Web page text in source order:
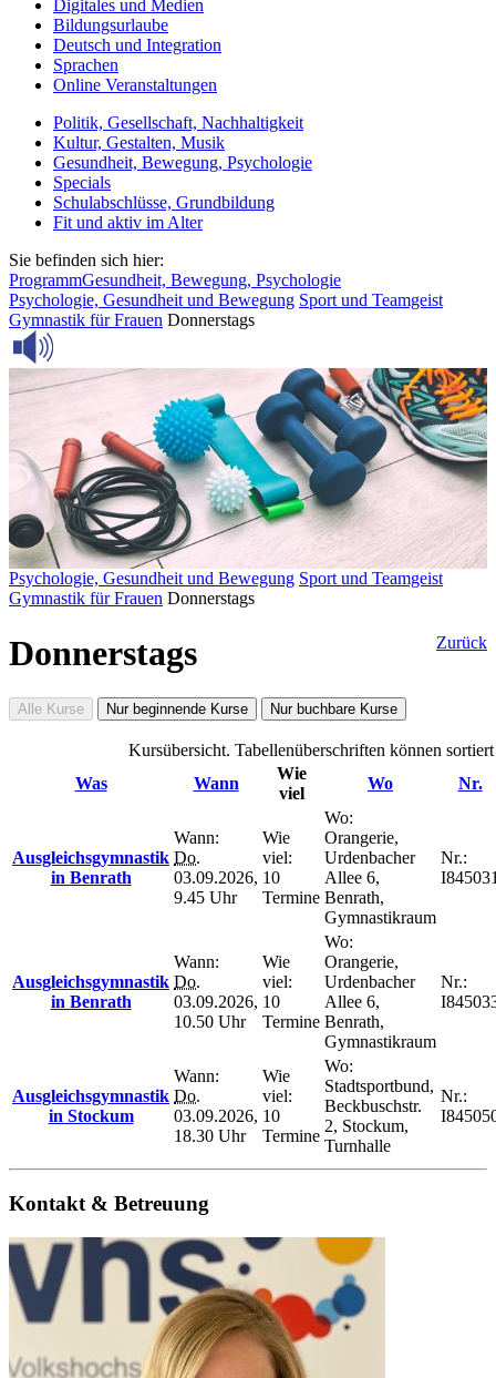
Digitales und Medien
Bildungsurlaube
Deutsch und Integration
Sprachen
Online Veranstaltungen
Politik, Gesellschaft, Nachhaltigkeit
Kultur, Gestalten, Musik
Gesundheit, Bewegung, Psychologie
Specials
Schulabschlüsse, Grundbildung
Fit und aktiv im Alter
Sie befinden sich hier:
ProgrammGesundheit, Bewegung, Psychologie
Psychologie, Gesundheit und Bewegung Sport und Teamgeist
Gymnastik für Frauen Donnerstags
Psychologie, Gesundheit und Bewegung Sport und Teamgeist
Gymnastik für Frauen Donnerstags
Zurück
Donnerstags
Alle Kurse Nur beginnende Kurse Nur buchbare Kurse
Kursübersicht. Tabellenüberschriften können
Was
Wann
Wie
viel
Wo Nr.
Ausgleichsgymnastik
in Benrath
Wann:
Do.
03.09.2026,
9.45 Uhr
Wie
viel:
10
Termine
Wo:
Orangerie,
Urdenbacher
Allee 6,
Benrath,
Gymnastikraum
Nr.:
Ausgleichsgymnastik
in Benrath
Wann:
Do.
03.09.2026,
10.50 Uhr
Wie
viel:
10
Termine
Wo:
Orangerie,
Urdenbacher
Allee 6,
Benrath,
Gymnastikraum
Nr.:
Ausgleichsgymnastik
in Stockum
Wann:
Do.
03.09.2026,
18.30 Uhr
Wie
viel:
10
Termine
Wo:
Stadtsportbund,
Beckbuschstr.
2, Stockum,
Turnhalle
Nr.:
Kontakt & Betreuung